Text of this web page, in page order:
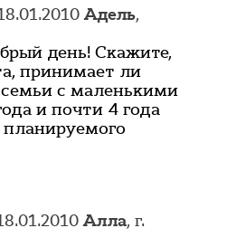
Адель,
день! Скажите,
принимает ли
с маленькими
и почти 4 года
Алла, г.